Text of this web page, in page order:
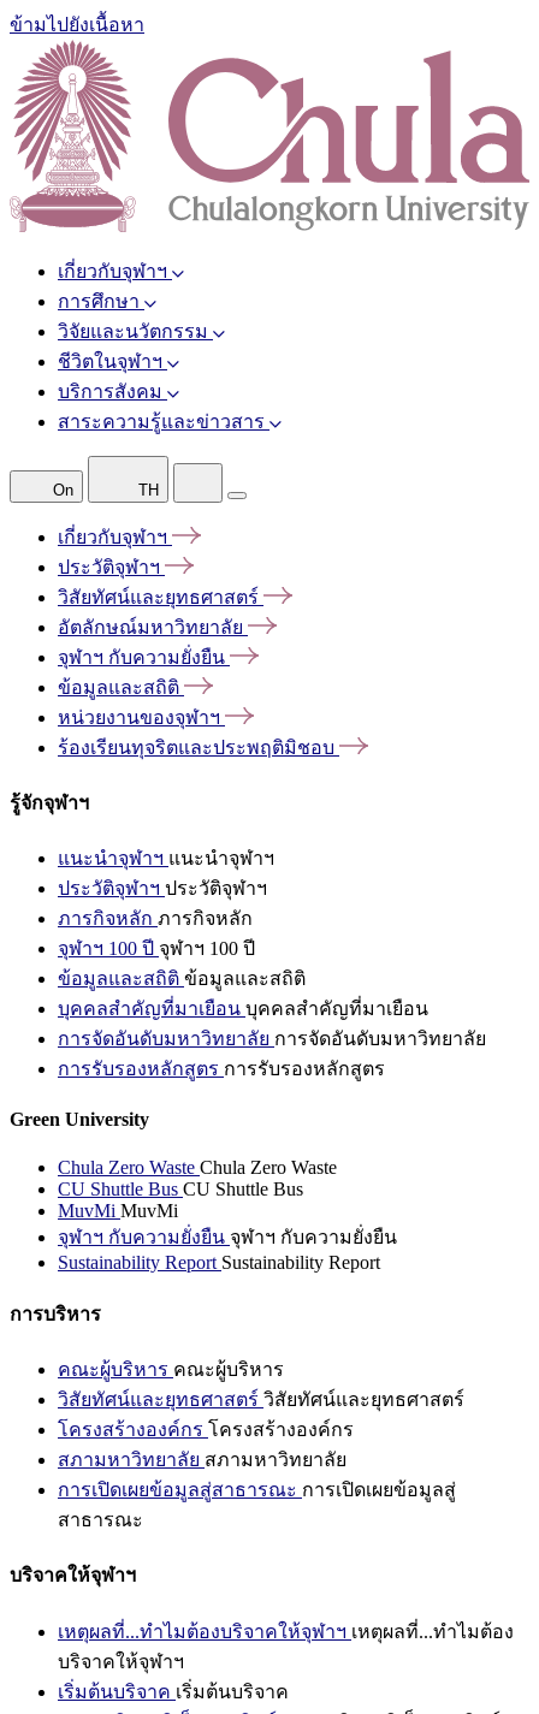
ข้ามไปยังเนื้อหา
เกี่ยวกับจุฬาฯ
การศึกษา
วิจัยและนวัตกรรม
ชีวิตในจุฬาฯ
บริการสังคม
สาระความรู้และข่าวสาร
On TH
เกี่ยวกับจุฬาฯ
ประวัติจุฬาฯ
วิสัยทัศน์และยุทธศาสตร์
อัตลักษณ์มหาวิทยาลัย
จุฬาฯ กับความยั่งยืน
ข้อมูลและสถิติ
หน่วยงานของจุฬาฯ
ร้องเรียนทุจริตและประพฤติมิชอบ
รู้จักจุฬาฯ
แนะนำจุฬาฯ แนะนำจุฬาฯ
ประวัติจุฬาฯ ประวัติจุฬาฯ
ภารกิจหลัก ภารกิจหลัก
จุฬาฯ 100 ปี จุฬาฯ 100 ปี
ข้อมูลและสถิติ ข้อมูลและสถิติ
บุคคลสำคัญที่มาเยือน บุคคลสำคัญที่มาเยือน
การจัดอันดับมหาวิทยาลัย การจัดอันดับมหาวิทยาลัย
การรับรองหลักสูตร การรับรองหลักสูตร
Green University
Chula Zero Waste Chula Zero Waste
CU Shuttle Bus CU Shuttle Bus
MuvMi MuvMi
จุฬาฯ กับความยั่งยืน จุฬาฯ กับความยั่งยืน
Sustainability Report Sustainability Report
การบริหาร
คณะผู้บริหาร คณะผู้บริหาร
วิสัยทัศน์และยุทธศาสตร์ วิสัยทัศน์และยุทธศาสตร์
โครงสร้างองค์กร โครงสร้างองค์กร
สภามหาวิทยาลัย สภามหาวิทยาลัย
การเปิดเผยข้อมูลสู่สาธารณะ การเปิดเผยข้อมูลสู่
สาธารณะ
บริจาคให้จุฬาฯ
เหตุผลที่...ทำไมต้องบริจาคให้จุฬาฯ เหตุผลที่...ทำไมต้อง
บริจาคให้จุฬาฯ
เริ่มต้นบริจาค เริ่มต้นบริจาค